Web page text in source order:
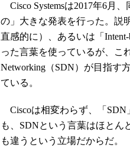
Cisco Systemsは2017年6月
の」大きな発表を行った。説
直感的に）、あるいは「
った言葉を使っているが、こ
Networking（SDN）が目指す
ている。
Ciscoは相変わらず、「SDN
も、SDNという言葉はほとん
も違うという立場だからだ。